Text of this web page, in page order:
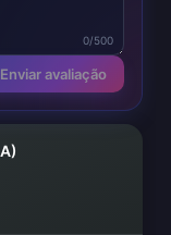
0/500
Enviar avaliação